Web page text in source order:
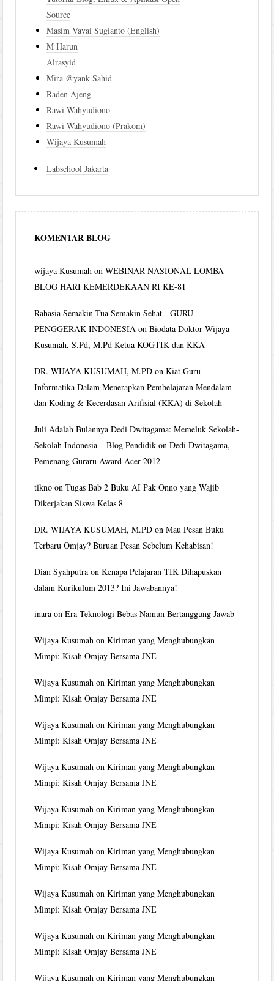
Source
Masim Vavai Sugianto (English)
M Harun
Alrasyid
Mira @yank Sahid
Raden Ajeng
Rawi Wahyudiono
Rawi Wahyudiono (Prakom)
Wijaya Kusumah
Labschool Jakarta
KOMENTAR BLOG
wijaya Kusumah onWEBINAR NASIONAL LOMBA
BLOG HARI KEMERDEKAAN RI KE-81
Rahasia Semakin Tua Semakin Sehat - GURU
PENGGERAK INDONESIA onBiodata Doktor Wijaya
Kusumah, S.Pd, M.Pd Ketua KOGTIK dan KKA
DR. WIJAYA KUSUMAH, M.PD onKiat Guru
Informatika Dalam Menerapkan Pembelajaran Mendalam
dan Koding & Kecerdasan Arifisial (KKA) di Sekolah
Juli Adalah Bulannya Dedi Dwitagama: Memeluk Sekolah-
Sekolah Indonesia – Blog Pendidik onDedi Dwitagama,
Pemenang Guraru Award Acer 2012
tikno onTugas Bab 2 Buku AI Pak Onno yang Wajib
Dikerjakan Siswa Kelas 8
DR. WIJAYA KUSUMAH, M.PD onMau Pesan Buku
Terbaru Omjay? Buruan Pesan Sebelum Kehabisan!
Dian Syahputra onKenapa Pelajaran TIK Dihapuskan
dalam Kurikulum 2013? Ini Jawabannya!
inara onEra Teknologi Bebas Namun Bertanggung Jawab
Wijaya Kusumah onKiriman yang Menghubungkan
Mimpi: Kisah Omjay Bersama JNE
Wijaya Kusumah onKiriman yang Menghubungkan
Mimpi: Kisah Omjay Bersama JNE
Wijaya Kusumah onKiriman yang Menghubungkan
Mimpi: Kisah Omjay Bersama JNE
Wijaya Kusumah onKiriman yang Menghubungkan
Mimpi: Kisah Omjay Bersama JNE
Wijaya Kusumah onKiriman yang Menghubungkan
Mimpi: Kisah Omjay Bersama JNE
Wijaya Kusumah onKiriman yang Menghubungkan
Mimpi: Kisah Omjay Bersama JNE
Wijaya Kusumah onKiriman yang Menghubungkan
Mimpi: Kisah Omjay Bersama JNE
Wijaya Kusumah onKiriman yang Menghubungkan
Mimpi: Kisah Omjay Bersama JNE
Wijaya Kusumah onKiriman yang Menghubungkan